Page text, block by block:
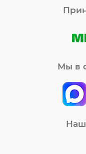
Мы в
Наш